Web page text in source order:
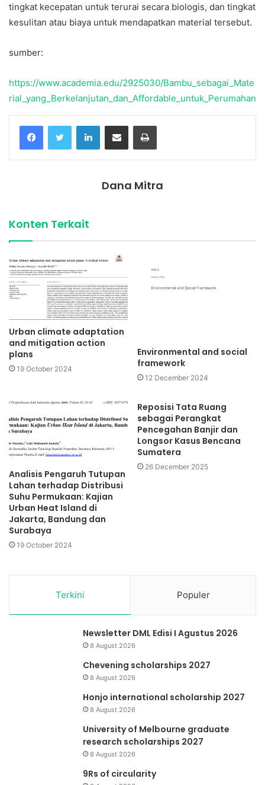
tingkat kecepatan untuk terurai secara biologis, dan tingkat
kesulitan atau biaya untuk mendapatkan material tersebut.
sumber:
https://www.academia.edu/2925030/Bambu_sebagai_Mate
rial_yang_Berkelanjutan_dan_Affordable_untuk_Perumahan
FacebookTwitter LinkedInShare via Email Print
Dana Mitra
Konten Terkait
Urban climate adaptation
and mitigation action
plans
19 October 2024
Environmental and social
framework
12 December 2024
Analisis Pengaruh Tutupan
Lahan terhadap Distribusi
Suhu Permukaan: Kajian
Urban Heat Island di
Jakarta, Bandung dan
Surabaya
19 October 2024
Reposisi Tata Ruang
sebagai Perangkat
Pencegahan Banjir dan
Longsor Kasus Bencana
Sumatera
26 December 2025
Terkini Populer
Newsletter DML Edisi I Agustus 2026
8 August 2026
Chevening scholarships 2027
8 August 2026
Honjo international scholarship 2027
8 August 2026
University of Melbourne graduate
research scholarships 2027
8 August 2026
9Rs of circularity